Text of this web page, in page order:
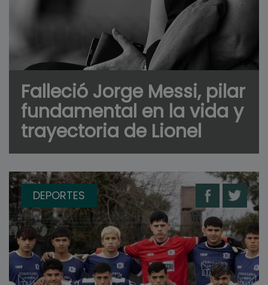
Falleció Jorge Messi, pilar
fundamental en la vida y
trayectoria de Lionel
DEPORTES